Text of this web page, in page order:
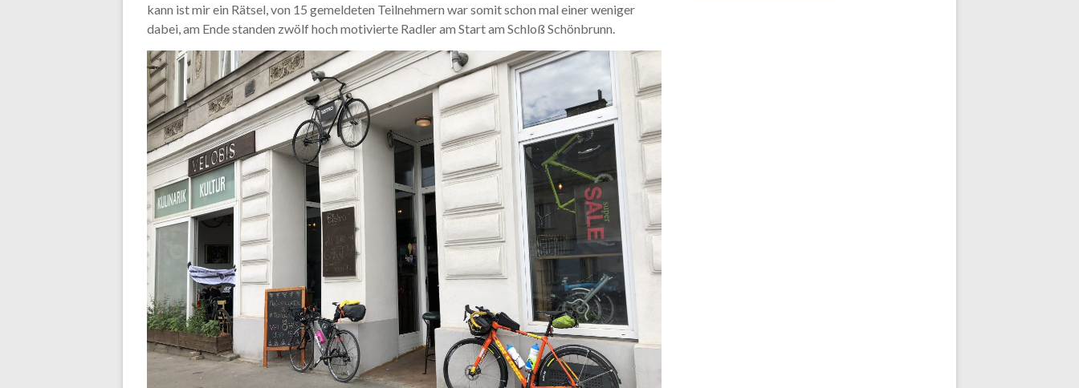
kann ist mir ein Rätsel, von 15 gemeldeten Teilnehmern war somit schon mal einer weniger
dabei, am Ende standen zwölf hoch motivierte Radler am Start am Schloß Schönbrunn.